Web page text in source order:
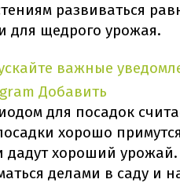
развиваться
для щедрого урожая.
важные
Добавить
для посадок
хорошо
дадут хороший
делами в саду и